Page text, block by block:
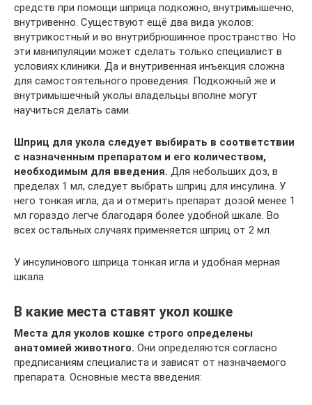
средств при помощи шприца подкожно, внутримышечно,
внутривенно. Существуют ещё два вида уколов:
внутрикостный и во внутрибрюшинное пространство. Но
эти манипуляции может сделать только специалист в
условиях клиники. Да и внутривенная инъекция сложна
для самостоятельного проведения. Подкожный же и
внутримышечный уколы владельцы вполне могут
научиться делать сами.
Шприц для укола следует выбирать в соответствии
с назначенным препаратом и его количеством,
необходимым для введения. Для небольших доз, в
пределах 1 мл, следует выбрать шприц для инсулина. У
него тонкая игла, да и отмерить препарат дозой менее 1
мл гораздо легче благодаря более удобной шкале. Во
всех остальных случаях применяется шприц от 2 мл.
У инсулинового шприца тонкая игла и удобная мерная
шкала
В какие места ставят укол кошке
Места для уколов кошке строго определены
анатомией животного. Они определяются согласно
предписаниям специалиста и зависят от назначаемого
препарата. Основные места введения: